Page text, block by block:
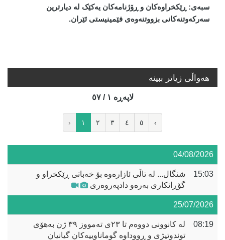
سبەی: ڕێکخراوەکان و ڕۆژنامەکان یەکێک لە دیارترین
سەرکەوتنەکانی بزووتنەوەی فێمینیستی ئێران.
هه‌واڵی زیاتر ببینە
لاپه‌ڕه‌ ١ / ٥٧
‹ ١ ٢ ٣ ٤ ٥ ›
04/08/2026
15:03
شنگال... لە تاڵی ئازارەوە بۆ خەباتی ڕێکخراو و
گۆڕانکاری بەرەو دادپەروەری
25/07/2026
08:19
لە کانوونی دووەم تا ٢٣ی تەمووز ٣٩ ژن بەهۆی
توندوتیژی و ڕووداوە گوماناوییەکان گیانیان